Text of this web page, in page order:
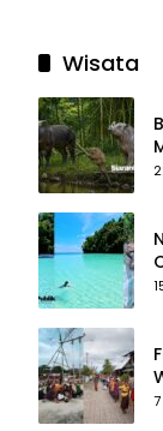
Wisata